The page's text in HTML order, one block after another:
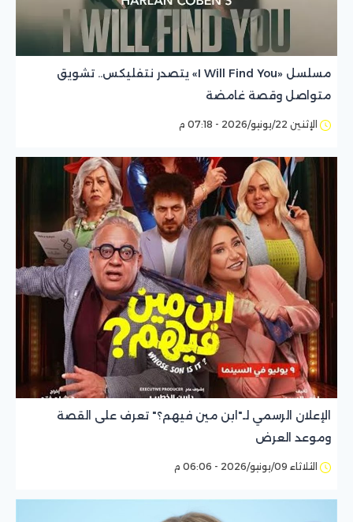
مسلسل «I Will Find You» يتصدر نتفليكس.. تشويق
متواصل وقصة غامضة
الإثنين 22/يونيو/2026 - 07:18 م
الإعلان الرسمي لـ"ابن مين فيهم؟" تعرف على القصة
وموعد العرض
الثلاثاء 09/يونيو/2026 - 06:06 م